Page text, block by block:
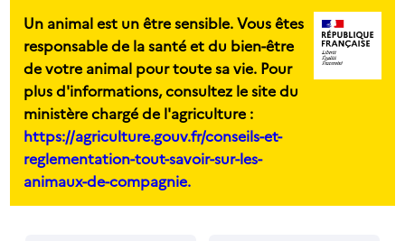
Un animal est un être sensible. Vous êtes
responsable de la santé et du bien-être
de votre animal pour toute sa vie. Pour
plus d'informations, consultez le site du
ministère chargé de l'agriculture :
https://agriculture.gouv.fr/conseils-et-
reglementation-tout-savoir-sur-les-
animaux-de-compagnie.